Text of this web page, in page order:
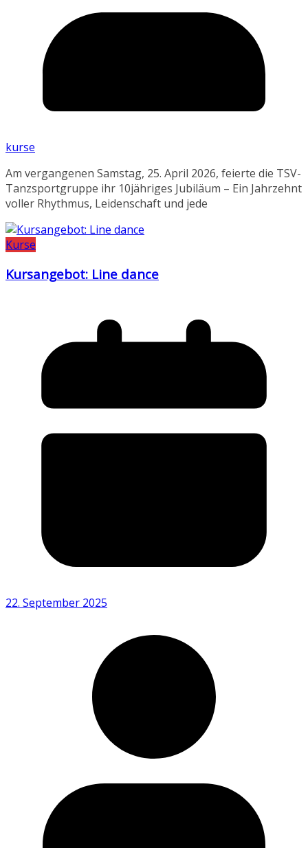
kurse
Am vergangenen Samstag, 25. April 2026, feierte die TSV-
Tanzsportgruppe ihr 10jähriges Jubiläum – Ein Jahrzehnt
voller Rhythmus, Leidenschaft und jede
Kurse
Kursangebot: Line dance
22. September 2025